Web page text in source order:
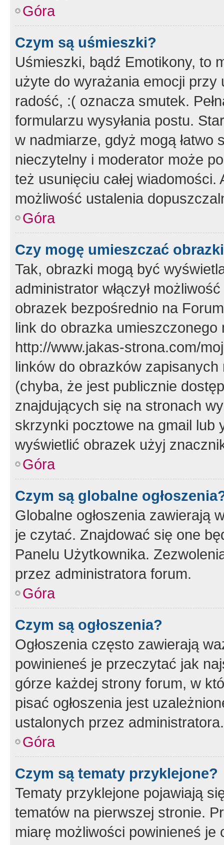
Góra
Czym są uśmieszki?
Uśmieszki, bądź Emotikony, to
użyte do wyrażania emocji
radość, :( oznacza smutek.
formularzu wysyłania postu.
w nadmiarze, gdyż mogą
nieczytelny i moderator może
też usunięciu całej
możliwość ustalenia
Góra
Czy mogę umieszczać
Tak, obrazki mogą być
administrator włączył
obrazek bezpośrednio na
link do obrazka
http://www.jakas-strona.com/
linków do obrazków
(chyba, że jest publicznie
znajdujących się na stronach
skrzynki pocztowe na gmail lub
wyświetlić obrazek użyj
Góra
Czym są globalne
Globalne ogłoszenia zawierają
je czytać. Znajdować się one
Panelu Użytkownika.
przez administratora forum.
Góra
Czym są ogłoszenia?
Ogłoszenia często zawierają
powinieneś je przeczytać jak
górze każdej strony forum, w
pisać ogłoszenia jest
ustalonych przez administratora.
Góra
Czym są tematy przyklejone?
Tematy przyklejone pojawiają
tematów na pierwszej stronie.
miarę możliwości powinieneś je